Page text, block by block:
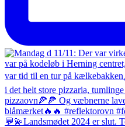
💬💫Landsmødet 2024 er slut.